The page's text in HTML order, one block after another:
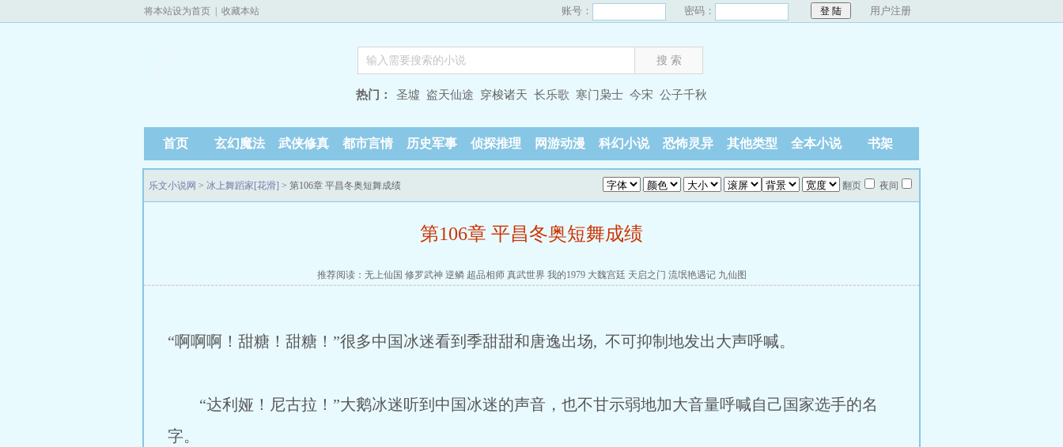
将本站设为首页 收藏本站 账号： 密码： 用户注册
热门： 圣墟 盗天仙途 穿梭诸天 长乐歌 寒门枭士 今宋 公子千秋
首页 玄幻魔法 武侠修真 都市言情 历史军事 侦探推理 网游动漫 科幻小说 恐怖灵异 其他类型 全本小说 书架
乐文小说网 > 冰上舞蹈家[花滑] > 第106章 平昌冬奥短舞成绩 翻页 夜间
第106章 平昌冬奥短舞成绩
推荐阅读： 无上仙国 修罗武神 逆鳞 超品相师 真武世界 我的1979 大魏宫廷 天启之门 流氓艳遇记 九仙图
“啊啊啊！甜糖！甜糖！”很多中国冰迷看到季甜甜和唐逸出场, 不可抑制地发出大声呼喊。
“达利娅！尼古拉！”大鹅冰迷听到中国冰迷的声音，也不甘示弱地加大音量呼喊自己国家选手的名
字。